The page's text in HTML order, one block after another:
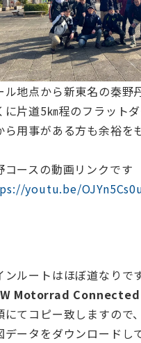
ル地点から新東名の秦野
に片道5㎞程のフラット
ら用事がある方も余裕を
コースの動画リンクです
youtu.be/
ンルートはほぼ道なりで
Motorrad Connected
にてコピー致しますの
データをダウンロードし